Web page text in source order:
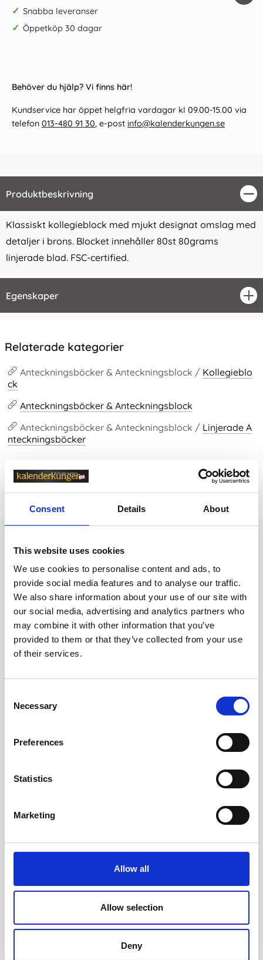
Consent Details About
This website uses cookies
We use cookies to personalise content and ads, to
provide social media features and to analyse our traffic.
We also share information about your use of our site with
our social media, advertising and analytics partners who
may combine it with other information that you’ve
provided to them or that they’ve collected from your use
of their services.
Selection
Necessary
Preferences
Statistics
Marketing
Allow all
Allow selection
Deny
✓ Snabba leveranser
✓ Öppetköp 30 dagar
Behöver du hjälp? Vi finns här!
Kundservice har öppet helgfria vardagar kl 09.00-15.00 via
telefon 013-480 91 30, e-post info@kalenderkungen.se
Produktbeskrivning
Klassiskt kollegieblock med mjukt designat omslag med
detaljer i brons. Blocket innehåller 80st 80grams
linjerade blad. FSC-certified.
Egenskaper
Relaterade kategorier
Anteckningsböcker & Anteckningsblock / Kollegieblo
ck
Anteckningsböcker & Anteckningsblock
Anteckningsböcker & Anteckningsblock / Linjerade A
nteckningsböcker
Prishistorik
Lägsta pris senaste 30 dagarna är 89 kr (2026-08-09)
Andra tittade även på
39 kr/st
Ämnesblock A4 70g 5 flikar